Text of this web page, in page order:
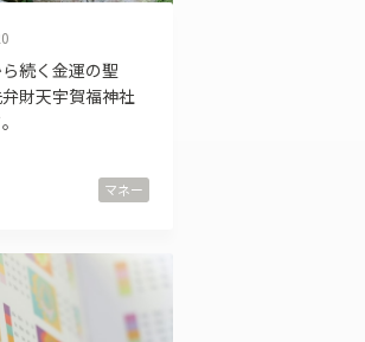
続く金運の聖
財天宇賀福神社
マネー